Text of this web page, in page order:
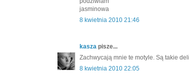
jasminowa
8 kwietnia 2010 21:46
kasza pisze...
Zachwycają mnie te motyle. Są takie
8 kwietnia 2010 22:05